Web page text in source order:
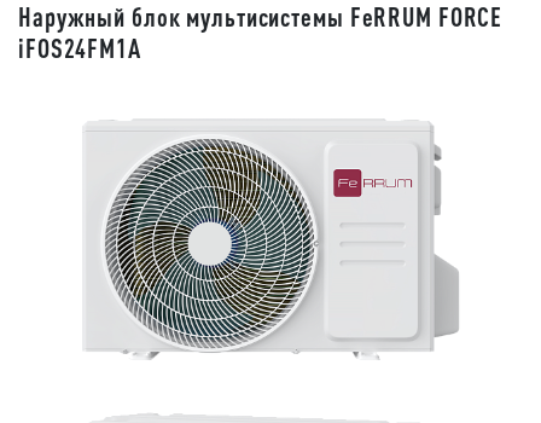
Наружный блок мультисистемы FeRRUM FORCE
iFOS24FM1A